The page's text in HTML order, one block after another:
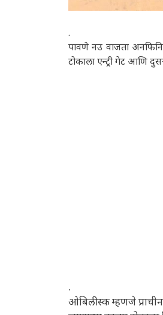
.
पावणे नउ वाजता
टोकाला एन्ट्री गेट आणि
.
ओबिलीस्क म्हणजे